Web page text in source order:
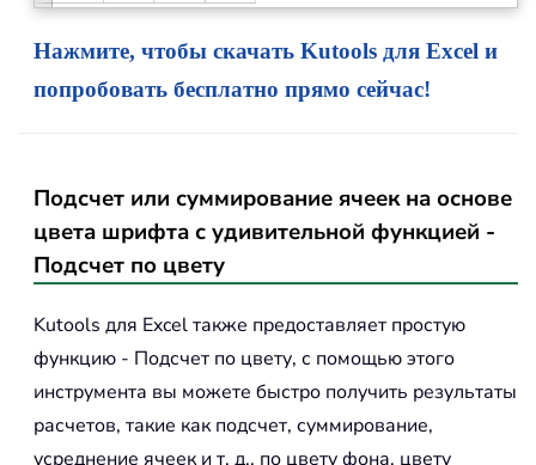
Нажмите, чтобы скачать Kutools для Excel и
попробовать бесплатно прямо сейчас!
Подсчет или суммирование ячеек на основе
цвета шрифта с удивительной функцией -
Подсчет по цвету
Kutools для Excel также предоставляет простую
функцию - Подсчет по цвету, с помощью этого
инструмента вы можете быстро получить результаты
расчетов, такие как подсчет, суммирование,
усреднение ячеек и т. д., по цвету фона, цвету